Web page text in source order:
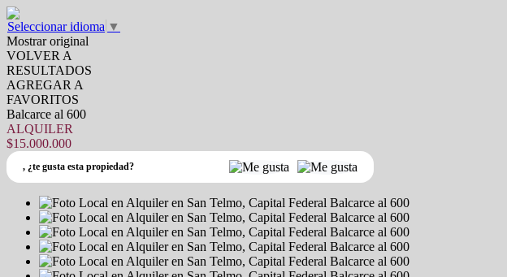
Seleccionar idioma ▼
Mostrar original
VOLVER A
RESULTADOS
AGREGAR A
FAVORITOS
Balcarce al 600
ALQUILER
$15.000.000
, ¿te gusta esta propiedad?